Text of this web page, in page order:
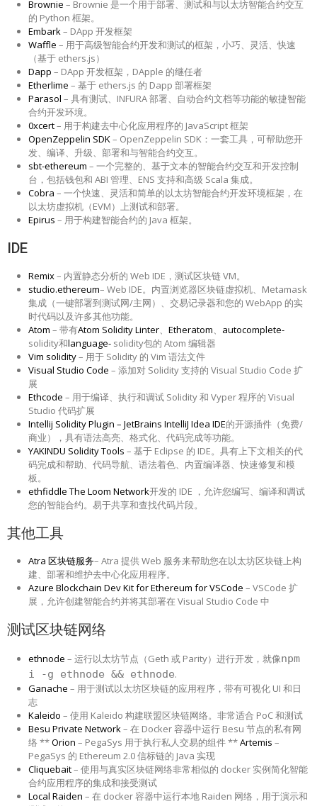
Brownie – Brownie 是一个用于部署、测试和与以太坊智能合约交互
的 Python 框架。
Embark– DApp 开发框架
Waffle – 用于高级智能合约开发和测试的框架，小巧、灵活、快速
（基于 ethers.js）
Dapp – DApp 开发框架，DApple 的继任者
Etherlime – 基于 ethers.js 的 Dapp 部署框架
Parasol – 具有测试、INFURA 部署、自动合约文档等功能的敏捷智能
合约开发环境。
0xcert– 用于构建去中心化应用程序的 JavaScript 框架
OpenZeppelin SDK– OpenZeppelin SDK：一套工具，可帮助您开
发、编译、升级、部署和与智能合约交互。
sbt-ethereum – 一个完整的、基于文本的智能合约交互和开发控制
台，包括钱包和 ABI 管理、ENS 支持和高级 Scala 集成。
Cobra – 一个快速、灵活和简单的以太坊智能合约开发环境框架，在
以太坊虚拟机（EVM）上测试和部署。
Epirus – 用于构建智能合约的 Java 框架。
IDE
Remix– 内置静态分析的 Web IDE，测试区块链 VM。
studio.ethereum– Web IDE。内置浏览器区块链虚拟机、Metamask
集成（一键部署到测试网/主网）、交易记录器和您的 WebApp 的实
时代码以及许多其他功能。
Atom – 带有Atom Solidity Linter、 Etheratom、 autocomplete-
solidity和language- solidity包的 Atom 编辑器
Vim solidity– 用于 Solidity 的 Vim 语法文件
Visual Studio Code – 添加对 Solidity 支持的 Visual Studio Code 扩
展
Ethcode – 用于编译、执行和调试 Solidity 和 Vyper 程序的 Visual
Studio 代码扩展
Intellij Solidity Plugin – JetBrains IntelliJ Idea IDE的开源插件（免费/
商业），具有语法高亮、格式化、代码完成等功能。
YAKINDU Solidity Tools – 基于 Eclipse 的 IDE。具有上下文相关的代
码完成和帮助、代码导航、语法着色、内置编译器、快速修复和模
板。
ethfiddle The Loom Network开发的 IDE ，允许您编写、编译和调试
您的智能合约。易于共享和查找代码片段。
其他工具
Atra 区块链服务– Atra 提供 Web 服务来帮助您在以太坊区块链上构
建、部署和维护去中心化应用程序。
Azure Blockchain Dev Kit for Ethereum for VSCode – VSCode 扩
展，允许创建智能合约并将其部署在 Visual Studio Code 中
测试区块链网络
ethnode – 运行以太坊节点（Geth 或 Parity）进行开发，就像npm
i -g ethnode && ethnode.
Ganache – 用于测试以太坊区块链的应用程序，带有可视化 UI 和日
志
Kaleido – 使用 Kaleido 构建联盟区块链网络。非常适合 PoC 和测试
Besu Private Network– 在 Docker 容器中运行 Besu 节点的私有网
络 **Orion – PegaSys 用于执行私人交易的组件 **Artemis –
PegaSys 的 Ethereum 2.0 信标链的 Java 实现
Cliquebait– 使用与真实区块链网络非常相似的 docker 实例简化智能
合约应用程序的集成和接受测试
Local Raiden – 在 docker 容器中运行本地 Raiden 网络，用于演示和